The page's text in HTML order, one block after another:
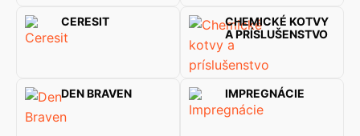
CERESIT
CHEMICKÉ KOTVY
A PRÍSLUŠENSTVO
DEN BRAVEN IMPREGNÁCIE